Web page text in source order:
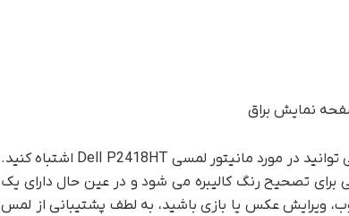
اگر در مجموع به دنبال بهترین مانیتور لمسی هستید، نمی توانید در مورد مانیتور لمسی Dell P2418HT اشتباه کنید.
برای تصحیح رنگ کالیبره می شود و در عین حال دارای یک
ویرایش عکس یا بازی باشید، به لطف پشتیبانی از لمس